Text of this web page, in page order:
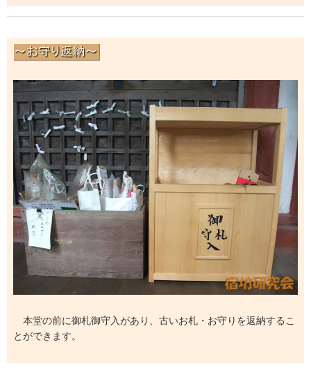
本堂の前に御札御守入があり、古いお札・お守りを返納するこ
とができます。